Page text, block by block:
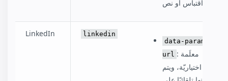
LinkedIn
linkedin
data-param-
url : معلَمة
اختياريّة، ويتم